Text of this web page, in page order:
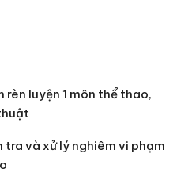
rèn luyện 1 môn thể thao,
tra và xử lý nghiêm vi phạm